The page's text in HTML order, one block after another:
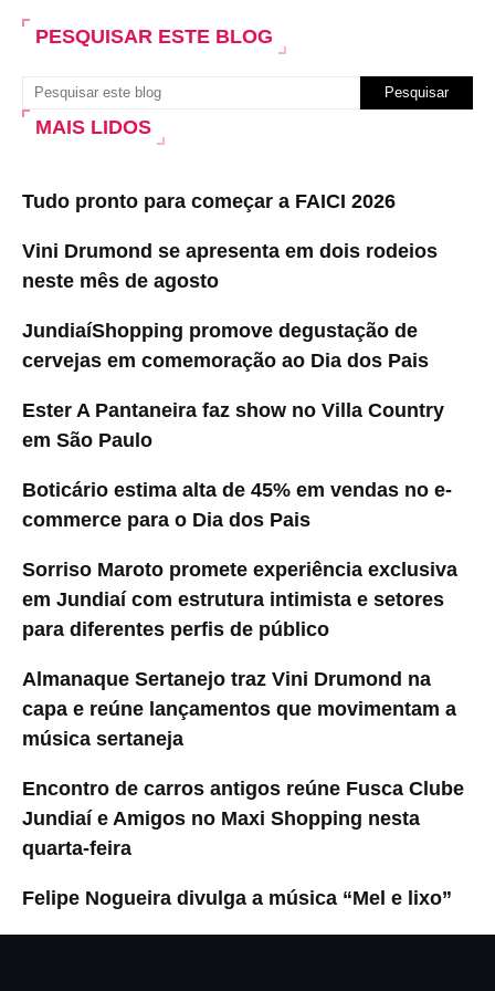
PESQUISAR ESTE BLOG
MAIS LIDOS
Tudo pronto para começar a FAICI 2026
Vini Drumond se apresenta em dois rodeios
neste mês de agosto
JundiaíShopping promove degustação de
cervejas em comemoração ao Dia dos Pais
Ester A Pantaneira faz show no Villa Country
em São Paulo
Boticário estima alta de 45% em vendas no e-
commerce para o Dia dos Pais
Sorriso Maroto promete experiência exclusiva
em Jundiaí com estrutura intimista e setores
para diferentes perfis de público
Almanaque Sertanejo traz Vini Drumond na
capa e reúne lançamentos que movimentam a
música sertaneja
Encontro de carros antigos reúne Fusca Clube
Jundiaí e Amigos no Maxi Shopping nesta
quarta-feira
Felipe Nogueira divulga a música “Mel e lixo”